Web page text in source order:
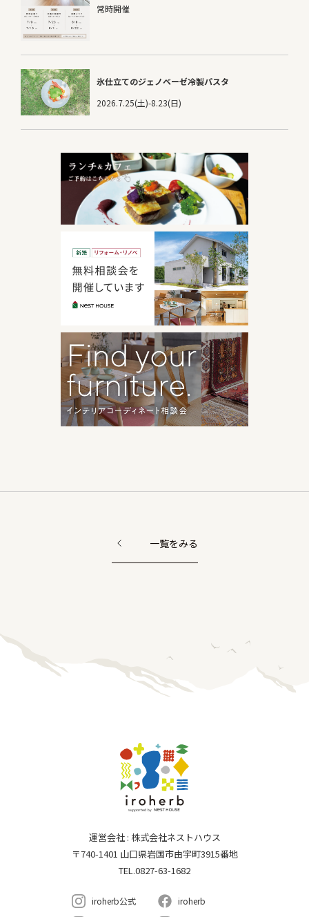
常時開催
氷仕立てのジェノベーゼ冷製パスタ
2026.7.25(土)-8.23(日)
一覧をみる
運営会社 : 株式会社ネストハウス
〒740-1401 山口県岩国市由宇町3915番地
TEL.0827-63-1682
iroherb公式 iroherb